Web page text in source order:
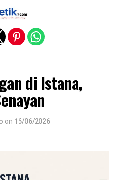
di Istana,
on 16/06/2026
version